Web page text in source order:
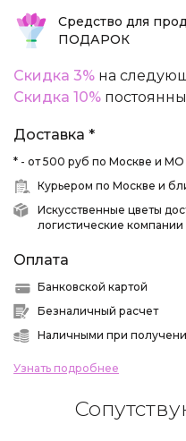
Средство для
ПОДАРОК
Скидка 3% на
Скидка 10%
Доставка *
* - от 500 руб по Москве и МО
Курьером по Москве и
Искусственные цветы
логистические
Оплата
Банковской картой
Безналичный расчет
Наличными при
Узнать подробнее